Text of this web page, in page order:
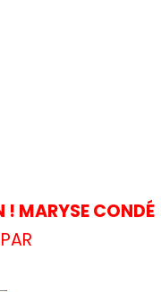
! MARYSE CONDÉ